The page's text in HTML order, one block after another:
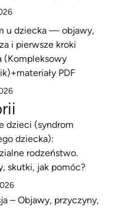
u dziecka — objawy,
i pierwsze kroki
(Kompleksowy
PDF
dzieci (syndrom
dziecka):
rodzeństwo.
skutki, jak pomóc?
– Objawy, przyczyny,